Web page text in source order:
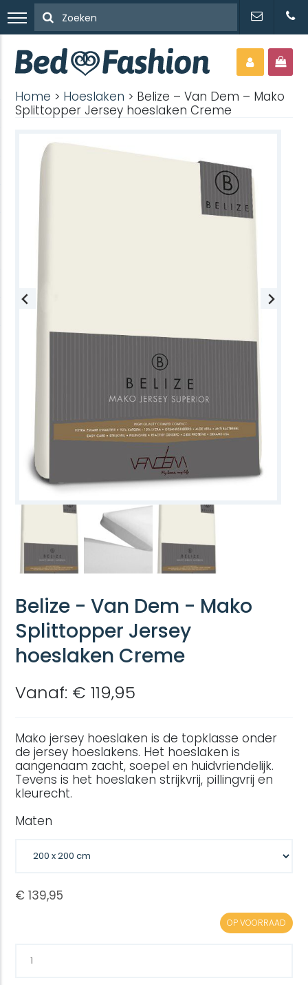
Home > Hoeslaken > Belize – Van Dem – Mako
Splittopper Jersey hoeslaken Creme
Belize - Van Dem - Mako
Splittopper Jersey
hoeslaken Creme
Vanaf: € 119,95
Mako jersey hoeslaken is de topklasse onder
de jersey hoeslakens. Het hoeslaken is
aangenaam zacht, soepel en huidvriendelijk.
Tevens is het hoeslaken strijkvrij, pillingvrij en
kleurecht.
Maten
OP VOORRAAD